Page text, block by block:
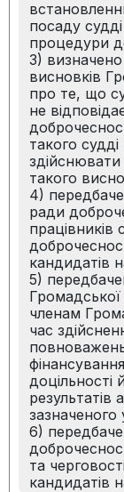
посаду
процедури
3)
висновків
про те, що
не
такого
здійснювати
такого
4)
ради
працівників
кандидатів
5)
членам
час
доцільності
результатів
зазначеного
6)
та
кандидатів